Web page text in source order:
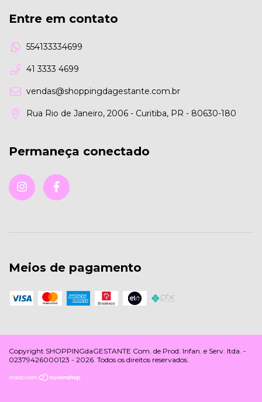
Entre em contato
554133334699
41 3333 4699
vendas@shoppingdagestante.com.br
Rua Rio de Janeiro, 2006 - Curitiba, PR - 80630-180
Permaneça conectado
Meios de pagamento
Copyright SHOPPINGdaGESTANTE Com. de Prod. Infan. e Serv. ltda. -
02379426000123 - 2026. Todos os direitos reservados.